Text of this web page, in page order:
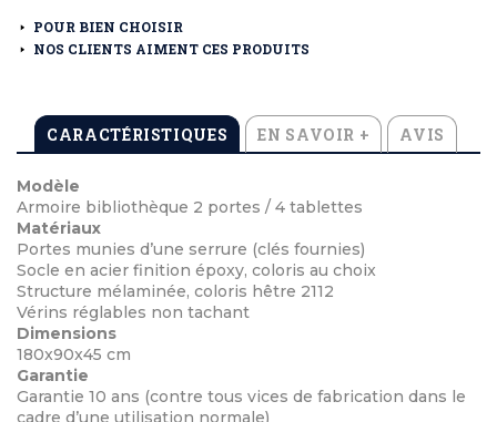
POUR BIEN CHOISIR
NOS CLIENTS AIMENT CES PRODUITS
CARACTÉRISTIQUES EN SAVOIR + AVIS
Modèle
Armoire bibliothèque 2 portes / 4 tablettes
Matériaux
Portes munies d’une serrure (clés fournies)
Socle en acier finition époxy, coloris au choix
Structure mélaminée, coloris hêtre 2112
Vérins réglables non tachant
Dimensions
180x90x45 cm
Garantie
Garantie 10 ans (contre tous vices de fabrication dans le
cadre d’une utilisation normale)